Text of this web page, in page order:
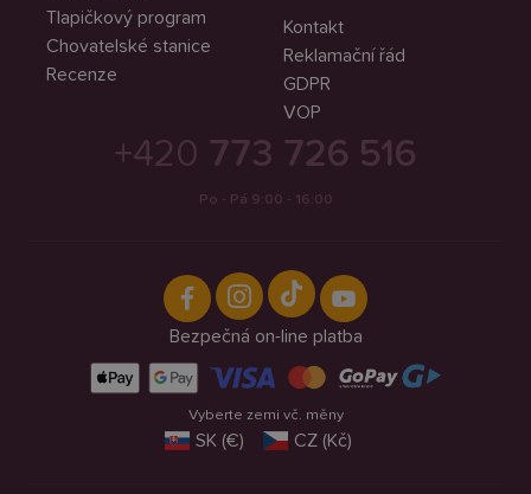
Tlapičkový program
Chovatelské stanice
Recenze
Kontakt
Reklamační řád
GDPR
VOP
+420 773 726 516
Po - Pá 9:00 - 16:00
Bezpečná on-line platba
Vyberte zemi vč. měny
SK (€) CZ (Kč)